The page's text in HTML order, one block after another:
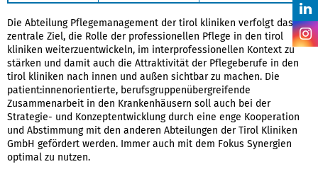
Die Abteilung Pflegemanagement der tirol kliniken verfolgt das
zentrale Ziel, die Rolle der professionellen Pflege in den tirol
kliniken weiterzuentwickeln, im interprofessionellen Kontext zu
stärken und damit auch die Attraktivität der Pflegeberufe in den
tirol kliniken nach innen und außen sichtbar zu machen. Die
patient:innenorientierte, berufsgruppenübergreifende
Zusammenarbeit in den Krankenhäusern soll auch bei der
Strategie- und Konzeptentwicklung durch eine enge Kooperation
und Abstimmung mit den anderen Abteilungen der Tirol Kliniken
GmbH gefördert werden. Immer auch mit dem Fokus Synergien
optimal zu nutzen.